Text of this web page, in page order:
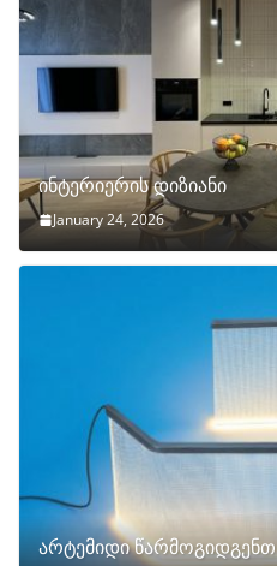
ინტერიერის დიზიანი
January 24, 2026
არტემიდი წარმოგიდგენთ